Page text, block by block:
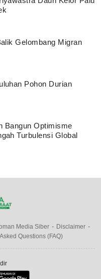
Gelombang Migran
Pohon Durian
Bangun Optimisme
Turbulensi Global
Media Siber
Disclaimer
Questions (FAQ)